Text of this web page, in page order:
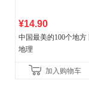
¥14.90
中国最美的100个地方
地理
加入购物车